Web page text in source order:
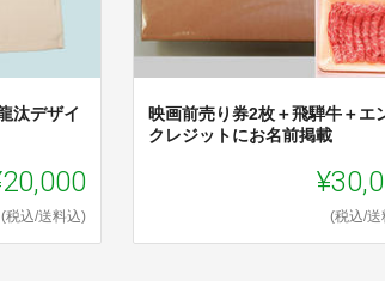
汰デザイ
(税込/送料込)
映画前売り券2枚＋飛騨牛＋エ
クレジットにお名前掲載
(税込/送